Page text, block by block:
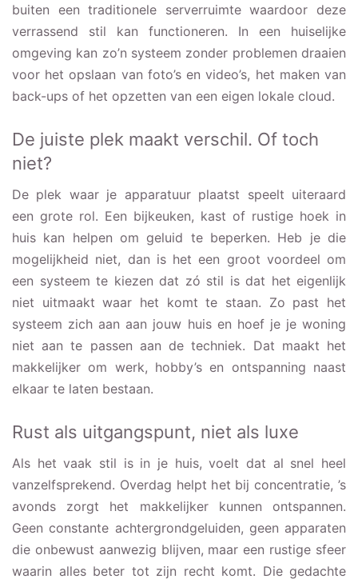
buiten een traditionele serverruimte waardoor deze
verrassend stil kan functioneren. In een huiselijke
omgeving kan zo’n systeem zonder problemen draaien
voor het opslaan van foto’s en video’s, het maken van
back-ups of het opzetten van een eigen lokale cloud.
De juiste plek maakt verschil. Of toch
niet?
De plek waar je apparatuur plaatst speelt uiteraard
een grote rol. Een bijkeuken, kast of rustige hoek in
huis kan helpen om geluid te beperken. Heb je die
mogelijkheid niet, dan is het een groot voordeel om
een systeem te kiezen dat zó stil is dat het eigenlijk
niet uitmaakt waar het komt te staan. Zo past het
systeem zich aan aan jouw huis en hoef je je woning
niet aan te passen aan de techniek. Dat maakt het
makkelijker om werk, hobby’s en ontspanning naast
elkaar te laten bestaan.
Rust als uitgangspunt, niet als luxe
Als het vaak stil is in je huis, voelt dat al snel heel
vanzelfsprekend. Overdag helpt het bij concentratie, ’s
avonds zorgt het makkelijker kunnen ontspannen.
Geen constante achtergrondgeluiden, geen apparaten
die onbewust aanwezig blijven, maar een rustige sfeer
waarin alles beter tot zijn recht komt. Die gedachte